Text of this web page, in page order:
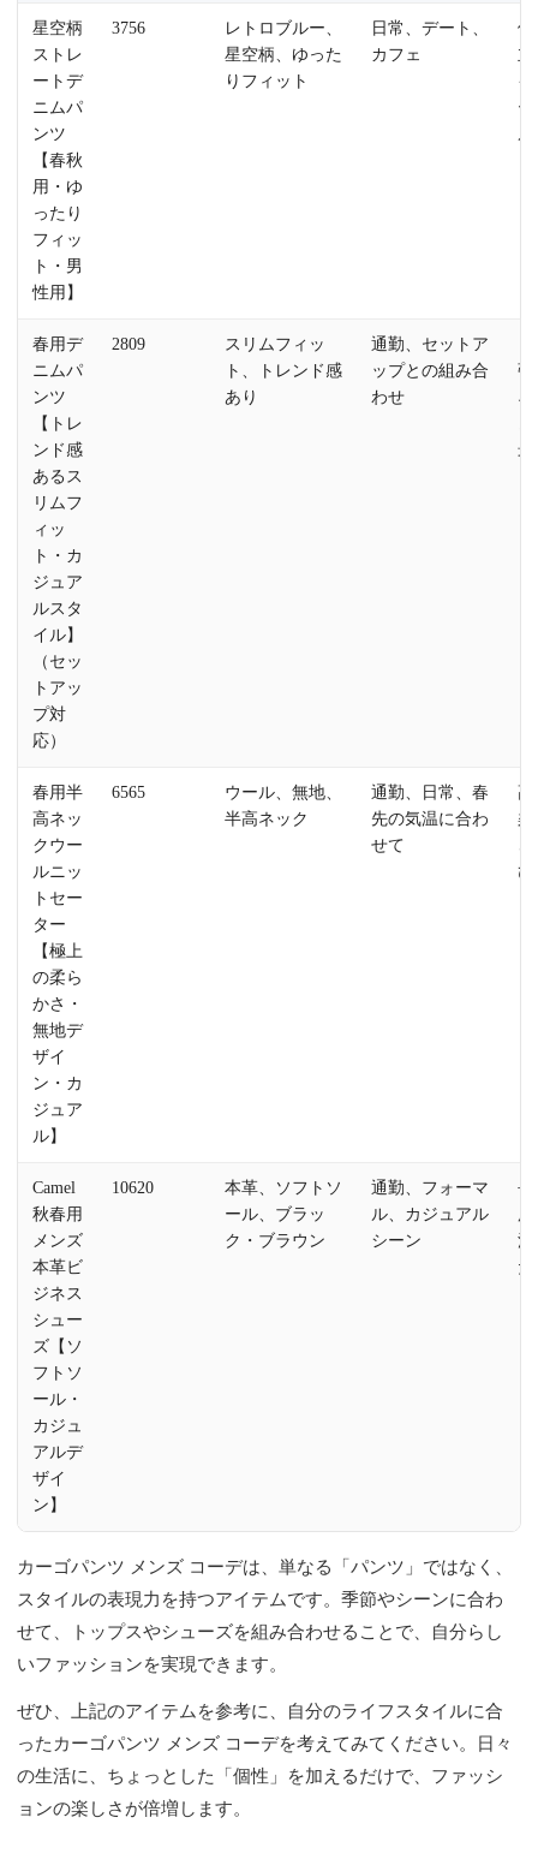
星空柄
ストレ
ートデ
ニムパ
ンツ
【春秋
用・ゆ
ったり
フィッ
ト・男
性用】
3756
レトロブルー、
星空柄、ゆった
りフィット
日常、デート、
カフェ
個
ル
春用デ
ニムパ
ンツ
【トレ
ンド感
あるス
リムフ
ィッ
ト・カ
ジュア
ルスタ
イル】
（セッ
トアッ
プ対
応）
2809
スリムフィッ
ト、トレンド感
あり
通勤、セットア
ップとの組み合
わせ
強
最
春用半
高ネッ
クウー
ルニッ
トセー
ター
【極上
の柔ら
かさ・
無地デ
ザイ
ン・カ
ジュア
ル】
6565
ウール、無地、
半高ネック
通勤、日常、春
先の気温に合わ
せて
高
柔
び
Camel
秋春用
メンズ
本革ビ
ジネス
シュー
ズ【ソ
フトソ
ール・
カジュ
アルデ
ザイ
ン】
10620
本革、ソフトソ
ール、ブラッ
ク・ブラウン
通勤、フォーマ
ル、カジュアル
シーン
長
洗
カーゴパンツ メンズ コーデは、単なる「パンツ」ではなく、
スタイルの表現力を持つアイテムです。季節やシーンに合わ
せて、トップスやシューズを組み合わせることで、自分らし
いファッションを実現できます。
ぜひ、上記のアイテムを参考に、自分のライフスタイルに合
ったカーゴパンツ メンズ コーデを考えてみてください。日々
の生活に、ちょっとした「個性」を加えるだけで、ファッシ
ョンの楽しさが倍増します。